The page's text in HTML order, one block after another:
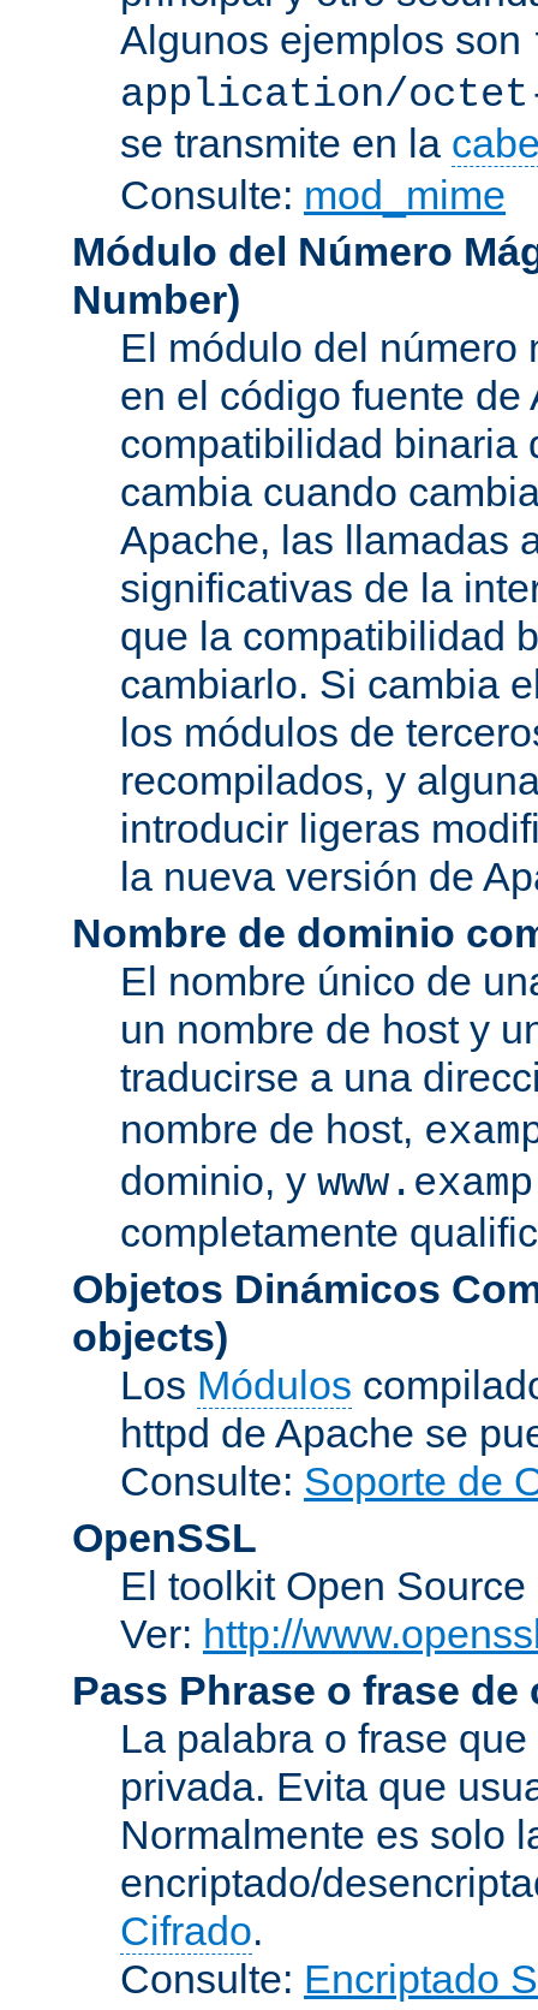
Algunos ejemplos son
application/
se transmite en la
Consulte: mod_mime
Módulo del Número
Number)
El módulo del número
en el código fuente
compatibilidad binaria
cambia cuando
Apache, las llamadas
significativas de la
que la compatibilidad
cambiarlo. Si cambia
los módulos de
recompilados, y
introducir ligeras
la nueva versión de
Nombre de dominio
El nombre único de
un nombre de host y
traducirse a una
nombre de host,
dominio, y
completamente
Objetos Dinámicos
objects)
Los Módulos
httpd de Apache se
Consulte: Soporte de
OpenSSL
El toolkit Open
Ver: http://
Pass Phrase o frase de
La palabra o frase
privada. Evita que
Normalmente es solo
encriptado/
Cifrado.
Consulte: Encriptado